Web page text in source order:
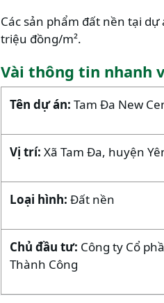
Các sản phẩm đất nền tại
triệu đồng/m².
Vài thông tin nhanh
Tên dự án: Tam Đa New
Vị trí: Xã Tam Đa, huyện
Loại hình: Đất nền
Chủ đầu tư: Công ty Cổ
Thành Công